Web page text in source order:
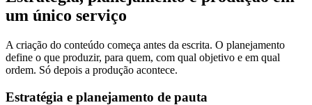
um único serviço
A criação do conteúdo começa antes da escrita. O planejamento
define o que produzir, para quem, com qual objetivo e em qual
ordem. Só depois a produção acontece.
Estratégia e planejamento de pauta